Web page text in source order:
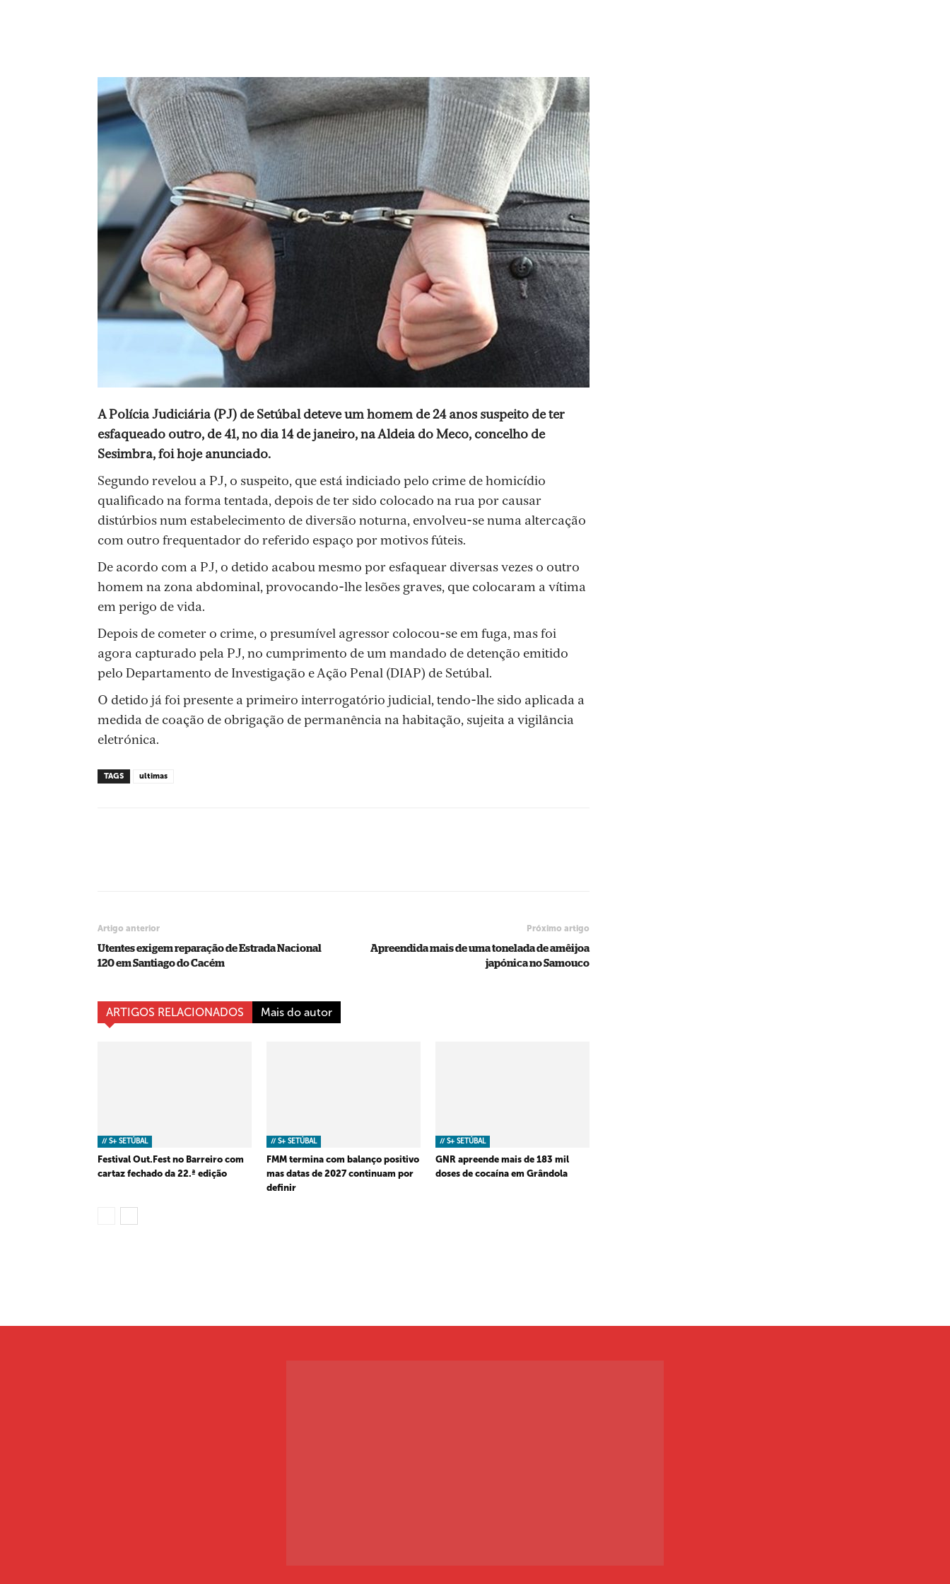
A Polícia Judiciária (PJ) de Setúbal deteve um homem de 24 anos suspeito de ter
esfaqueado outro, de 41, no dia 14 de janeiro, na Aldeia do Meco, concelho de
Sesimbra, foi hoje anunciado.
Segundo revelou a PJ, o suspeito, que está indiciado pelo crime de homicídio
qualificado na forma tentada, depois de ter sido colocado na rua por causar
distúrbios num estabelecimento de diversão noturna, envolveu-se numa altercação
com outro frequentador do referido espaço por motivos fúteis.
De acordo com a PJ, o detido acabou mesmo por esfaquear diversas vezes o outro
homem na zona abdominal, provocando-lhe lesões graves, que colocaram a vítima
em perigo de vida.
Depois de cometer o crime, o presumível agressor colocou-se em fuga, mas foi
agora capturado pela PJ, no cumprimento de um mandado de detenção emitido
pelo Departamento de Investigação e Ação Penal (DIAP) de Setúbal.
O detido já foi presente a primeiro interrogatório judicial, tendo-lhe sido aplicada a
medida de coação de obrigação de permanência na habitação, sujeita a vigilância
eletrónica.
TAGS ultimas
Artigo anterior
Utentes exigem reparação de Estrada Nacional
120 em Santiago do Cacém
Próximo artigo
Apreendida mais de uma tonelada de amêijoa
japónica no Samouco
ARTIGOS RELACIONADOS Mais do autor
// S+ SETÚBAL
Festival Out.Fest no Barreiro com
cartaz fechado da 22.ª edição
// S+ SETÚBAL
FMM termina com balanço positivo
mas datas de 2027 continuam por
definir
// S+ SETÚBAL
GNR apreende mais de 183 mil
doses de cocaína em Grândola